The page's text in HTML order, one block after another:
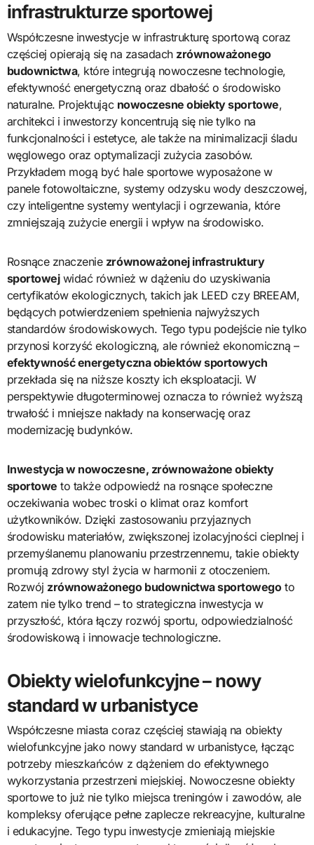
infrastrukturze sportowej
Współczesne inwestycje w infrastrukturę sportową coraz
częściej opierają się na zasadach zrównoważonego
budownictwa, które integrują nowoczesne technologie,
efektywność energetyczną oraz dbałość o środowisko
naturalne. Projektując nowoczesne obiekty sportowe,
architekci i inwestorzy koncentrują się nie tylko na
funkcjonalności i estetyce, ale także na minimalizacji śladu
węglowego oraz optymalizacji zużycia zasobów.
Przykładem mogą być hale sportowe wyposażone w
panele fotowoltaiczne, systemy odzysku wody deszczowej,
czy inteligentne systemy wentylacji i ogrzewania, które
zmniejszają zużycie energii i wpływ na środowisko.
Rosnące znaczenie zrównoważonej infrastruktury
sportowejwidać również w dążeniu do uzyskiwania
certyfikatów ekologicznych, takich jak LEED czy BREEAM,
będących potwierdzeniem spełnienia najwyższych
standardów środowiskowych. Tego typu podejście nie tylko
przynosi korzyść ekologiczną, ale również ekonomiczną –
efektywność energetyczna obiektów sportowych
przekłada się na niższe koszty ich eksploatacji. W
perspektywie długoterminowej oznacza to również wyższą
trwałość i mniejsze nakłady na konserwację oraz
modernizację budynków.
Inwestycja w nowoczesne, zrównoważone obiekty
sportowe to także odpowiedź na rosnące społeczne
oczekiwania wobec troski o klimat oraz komfort
użytkowników. Dzięki zastosowaniu przyjaznych
środowisku materiałów, zwiększonej izolacyjności cieplnej i
przemyślanemu planowaniu przestrzennemu, takie obiekty
promują zdrowy styl życia w harmonii z otoczeniem.
Rozwój zrównoważonego budownictwa sportowegoto
zatem nie tylko trend – to strategiczna inwestycja w
przyszłość, która łączy rozwój sportu, odpowiedzialność
środowiskową i innowacje technologiczne.
Obiekty wielofunkcyjne – nowy
standard w urbanistyce
Współczesne miasta coraz częściej stawiają na obiekty
wielofunkcyjne jako nowy standard w urbanistyce, łącząc
potrzeby mieszkańców z dążeniem do efektywnego
wykorzystania przestrzeni miejskiej. Nowoczesne obiekty
sportowe to już nie tylko miejsca treningów i zawodów, ale
kompleksy oferujące pełne zaplecze rekreacyjne, kulturalne
i edukacyjne. Tego typu inwestycje zmieniają miejskie